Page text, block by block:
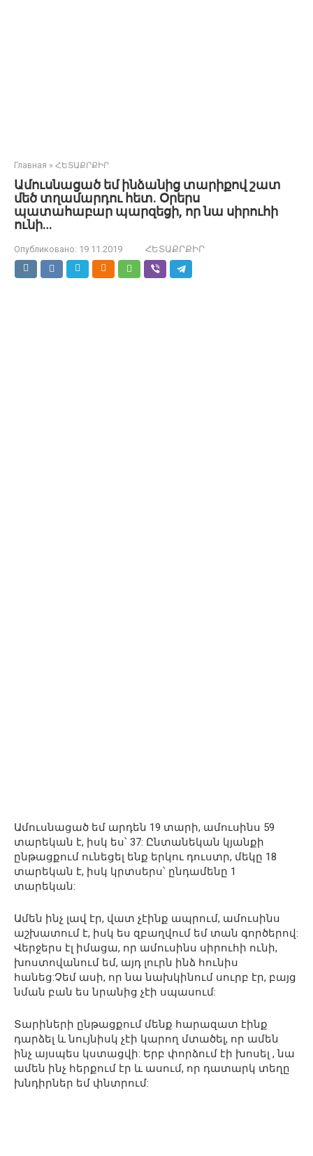
Главная » ՀԵՏԱՔՐՔԻՐ
Ամուսնացած եմ ինձանից տարիքով շատ
մեծ տղամարդու հետ. Օրերս
պատահաբար պարզեցի, որ նա սիրուհի
ունի…
Опубликовано: 19.11.2019 ՀԵՏԱՔՐՔԻՐ
Ամուսնացած եմ արդեն 19 տարի, ամուսինս 59
տարեկան է, իսկ ես՝ 37: Ընտանեկան կյանքի
ընթացքում ունեցել ենք երկու դուստր, մեկը 18
տարեկան է, իսկ կրտսերս՝ ընդամենը 1
տարեկան:
Ամեն ինչ լավ էր, վատ չէինք ապրում, ամուսինս
աշխատում է, իսկ ես զբաղվում եմ տան գործերով:
Վերջերս էլ իմացա, որ ամուսինս սիրուհի ունի,
խոստովանում եմ, այդ լուրն ինձ հունիս
հանեց:Չեմ ասի, որ նա նախկինում սուրբ էր, բայց
նման բան ես նրանից չէի սպասում:
Տարիների ընթացքում մենք հարազատ էինք
դարձել և նույնիսկ չէի կարող մտածել, որ ամեն
ինչ այսպես կստացվի: Երբ փորձում էի խոսել , նա
ամեն ինչ հերքում էր և ասում, որ դատարկ տեղը
խնդիրներ եմ փնտրում: